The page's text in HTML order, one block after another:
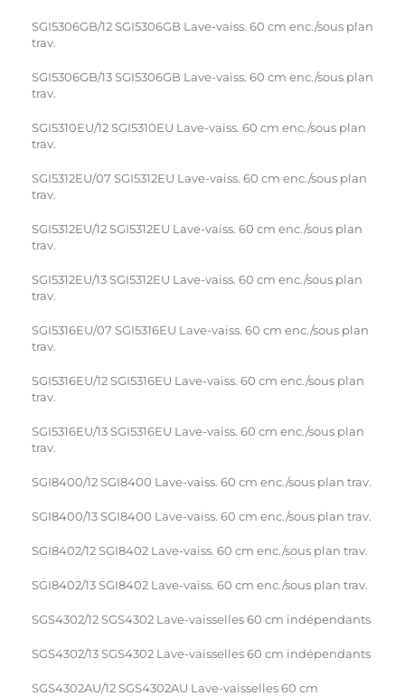
SGI5306GB/12 SGI5306GB Lave-vaiss. 60 cm enc./sous plan
trav.
SGI5306GB/13 SGI5306GB Lave-vaiss. 60 cm enc./sous plan
trav.
SGI5310EU/12 SGI5310EU Lave-vaiss. 60 cm enc./sous plan
trav.
SGI5312EU/07 SGI5312EU Lave-vaiss. 60 cm enc./sous plan
trav.
SGI5312EU/12 SGI5312EU Lave-vaiss. 60 cm enc./sous plan
trav.
SGI5312EU/13 SGI5312EU Lave-vaiss. 60 cm enc./sous plan
trav.
SGI5316EU/07 SGI5316EU Lave-vaiss. 60 cm enc./sous plan
trav.
SGI5316EU/12 SGI5316EU Lave-vaiss. 60 cm enc./sous plan
trav.
SGI5316EU/13 SGI5316EU Lave-vaiss. 60 cm enc./sous plan
trav.
SGI8400/12 SGI8400 Lave-vaiss. 60 cm enc./sous plan trav.
SGI8400/13 SGI8400 Lave-vaiss. 60 cm enc./sous plan trav.
SGI8402/12 SGI8402 Lave-vaiss. 60 cm enc./sous plan trav.
SGI8402/13 SGI8402 Lave-vaiss. 60 cm enc./sous plan trav.
SGS4302/12 SGS4302 Lave-vaisselles 60 cm indépendants
SGS4302/13 SGS4302 Lave-vaisselles 60 cm indépendants
SGS4302AU/12 SGS4302AU Lave-vaisselles 60 cm